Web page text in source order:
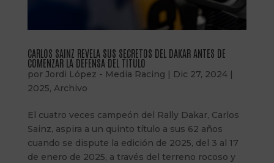
CARLOS SAINZ REVELA SUS SECRETOS DEL DAKAR ANTES DE
COMENZAR LA DEFENSA DEL TÍTULO
por Jordi López - Media Racing | Dic 27, 2024|
2025, Archivo
El cuatro veces campeón del Rally Dakar, Carlos
Sainz, aspira a un quinto título a sus 62 años
cuando se dispute la edición de 2025, del 3 al 17
de enero de 2025, a través del terreno rocoso y